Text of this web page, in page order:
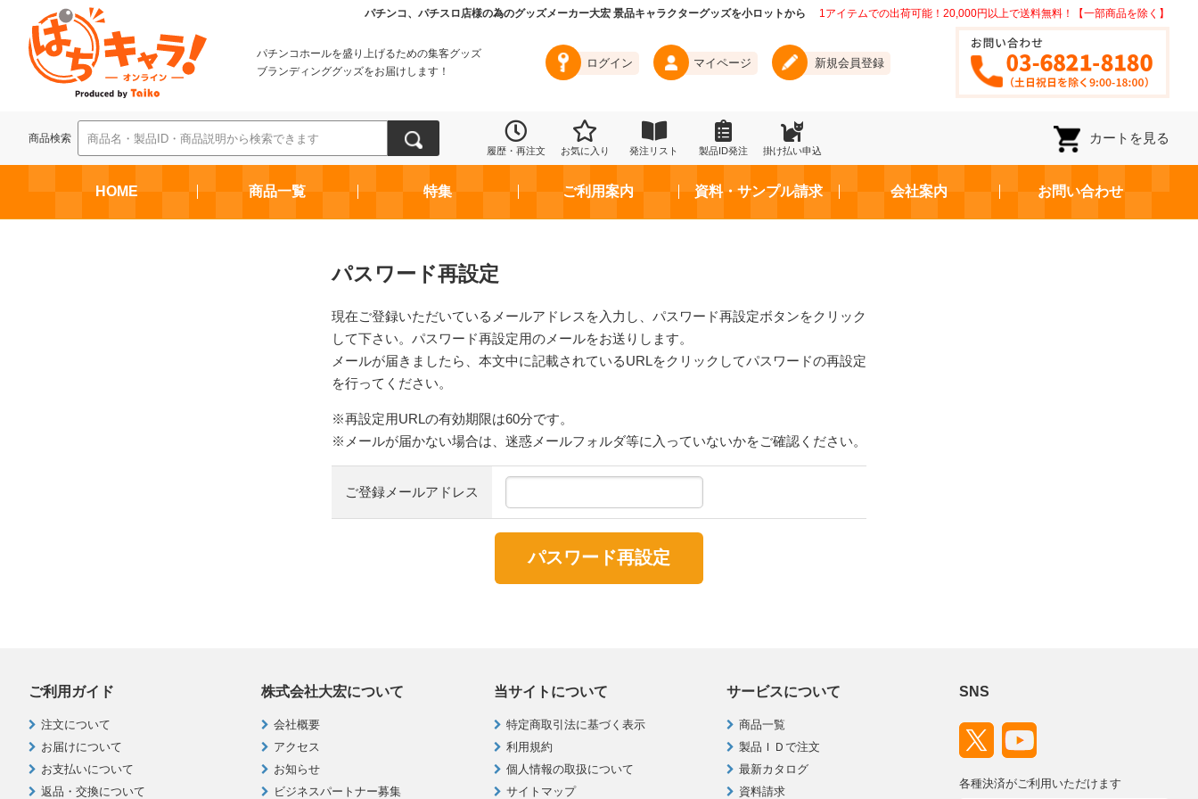
パチンコ、パチスロ店様の為のグッズメーカー大宏 景品キャラクターグッズを小ロットから 1アイテムでの出荷可能！20,000円以上で送料無料！【一部商品を除く】
パチンコホールを盛り上げるための集客グッズ
ブランディンググッズをお届けします！
ログイン マイページ 新規会員登録
商品検索
履歴・再注文 お気に入り 発注リスト 製品ID発注 掛け払い申込
カートを見る
HOME 商品一覧 特集 ご利用案内 資料・サンプル請求 会社案内 お問い合わせ
パスワード再設定
現在ご登録いただいているメールアドレスを入力し、パスワード再設定ボタンをクリック
して下さい。パスワード再設定用のメールをお送りします。
メールが届きましたら、本文中に記載されているURLをクリックしてパスワードの再設定
を行ってください。
※再設定用URLの有効期限は60分です。
※メールが届かない場合は、迷惑メールフォルダ等に入っていないかをご確認ください。
ご登録メールアドレス
ご利用ガイド
注文について
お届けについて
お支払いについて
返品・交換について
株式会社大宏について
会社概要
アクセス
お知らせ
ビジネスパートナー募集
当サイトについて
特定商取引法に基づく表示
利用規約
個人情報の取扱について
サイトマップ
サービスについて
商品一覧
製品ＩＤで注文
最新カタログ
資料請求
SNS
各種決済がご利用いただけます